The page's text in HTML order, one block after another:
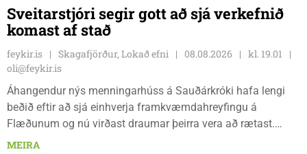
Sveitarstjóri segir gott að sjá verkefnið
komast af stað
feykir.is Skagafjörður, Lokað efni 08.08.2026
kl. 19.01
oli@feykir.is
Áhangendur nýs menningarhúss á Sauðárkróki hafa lengi
beðið eftir að sjá einhverja framkvæmdahreyfingu á
Flæðunum og nú virðast draumar þeirra vera að rætast.
Þórður Hansen mætti með tæki og tól og hóf
MEIRA